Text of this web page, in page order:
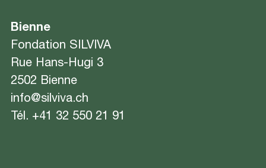
Bienne
Fondation SILVIVA
Rue Hans-Hugi 3
2502 Bienne
info@silviva.ch
Tél. +41 32 550 21 91